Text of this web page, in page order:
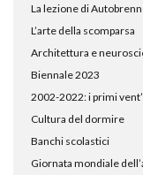
La lezione di
L’arte della scomparsa
Architettura e
Biennale 2023
2002-2022: i primi
Cultura del dormire
Banchi scolastici
Giornata mondiale